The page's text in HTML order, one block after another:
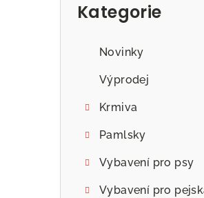
Kategorie
Novinky
Výprodej
Krmiva
Pamlsky
Vybavení pro psy
Vybavení pro